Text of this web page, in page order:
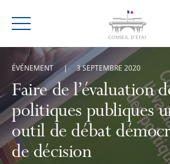
Menu
Faire de l’évaluation
politiques publiques
outil de débat
de décision
ÉVÉNEMENT 3 SEPTEMBRE 2020